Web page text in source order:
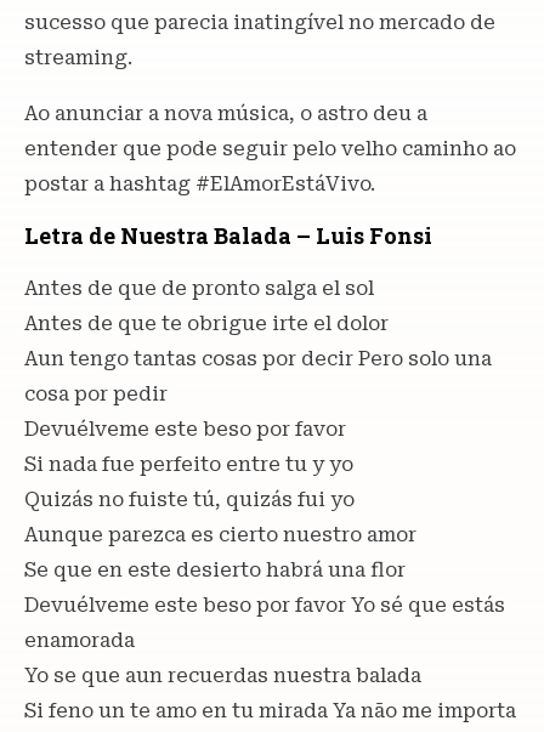
sucesso que parecia inatingível no mercado de
streaming.
Ao anunciar a nova música, o astro deu a
entender que pode seguir pelo velho caminho ao
postar a hashtag #ElAmorEstáVivo.
Letra de Nuestra Balada – Luis Fonsi
Antes de que de pronto salga el sol
Antes de que te obrigue irte el dolor
Aun tengo tantas cosas por decir Pero solo una
cosa por pedir
Devuélveme este beso por favor
Si nada fue perfeito entre tu y yo
Quizás no fuiste tú, quizás fui yo
Aunque parezca es cierto nuestro amor
Se que en este desierto habrá una flor
Devuélveme este beso por favor Yo sé que estás
enamorada
Yo se que aun recuerdas nuestra balada
Si feno un te amo en tu mirada Ya não me importa